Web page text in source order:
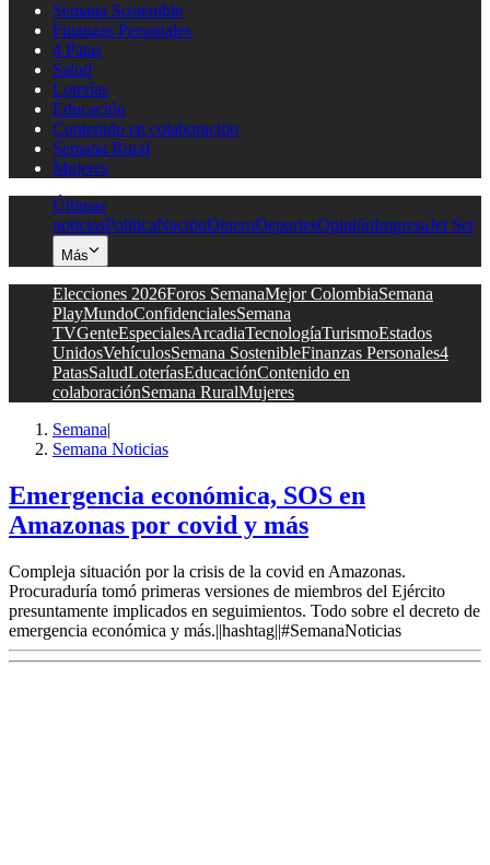
Semana Sostenible
Finanzas Personales
4 Patas
Salud
Loterías
Educación
Contenido en colaboración
Semana Rural
Mujeres
Últimas
noticiasPolíticaNaciónDineroDeportesOpiniónImpresaJet Set
Más
Elecciones 2026Foros SemanaMejor ColombiaSemana
PlayMundoConfidencialesSemana
TVGenteEspecialesArcadiaTecnologíaTurismoEstados
UnidosVehículosSemana SostenibleFinanzas Personales4
PatasSaludLoteríasEducaciónContenido en
colaboraciónSemana RuralMujeres
Semana|
Semana Noticias
Emergencia económica, SOS en
Amazonas por covid y más
Compleja situación por la crisis de la covid en Amazonas.
Procuraduría tomó primeras versiones de miembros del Ejército
presuntamente implicados en seguimientos. Todo sobre el decreto de
emergencia económica y más.||hashtag||#SemanaNoticias